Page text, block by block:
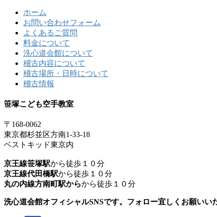
ホーム
お問い合わせフォーム
よくあるご質問
料金について
洗心道会館について
稽古内容について
稽古場所・日時について
稽古情報
笹塚こども空手教室
〒168-0062
東京都杉並区方南1-33-18
ベストキッド東京内
京王線笹塚駅から徒歩１０分
京王線代田橋駅から徒歩１０分
丸の内線方南町駅からから徒歩１０分
洗心道会館オフィシャルSNSです。フォロー宜しくお願いい